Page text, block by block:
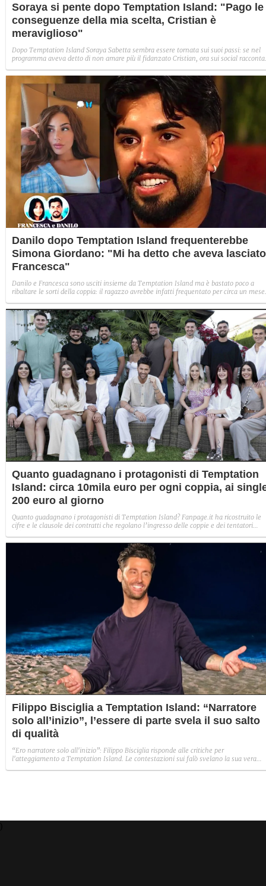
Soraya si pente dopo Temptation Island: "Pago le
conseguenze della mia scelta, Cristian è
meraviglioso"
Dopo Temptation Island Soraya Sabetta sembra essere tornata sui suoi passi: se nel
programma aveva detto di non amare più il fidanzato Cristian, ora sui social racconta
definendolo "meraviglioso".
Danilo dopo Temptation Island frequenterebbe
Simona Giordano: "Mi ha detto che aveva lasciato
Francesca"
Danilo e Francesca sono usciti insieme da Temptation Island ma è bastato poco a
ribaltare le sorti della coppia: il ragazzo avrebbe infatti frequentato per circa un mese
erano lasciati. Ci sono rimasta male, si è comportato male", ha spiegato lei.
Quanto guadagnano i protagonisti di Temptation
Island: circa 10mila euro per ogni coppia, ai
200 euro al giorno
Quanto guadagnano i protagonisti di Temptation Island? Fanpage.it ha ricostruito le
cifre e le clausole dei contratti che regolano l’ingresso delle coppie e dei tentatori
Filippo Bisciglia a Temptation Island: “Narratore
solo all’inizio”, l’essere di parte svela il suo salto
di qualità
“Ero narratore solo all'inizio”: Filippo Bisciglia risponde alle critiche per
l'atteggiamento a Temptation Island. Le contestazioni sui falò svelano la sua vera